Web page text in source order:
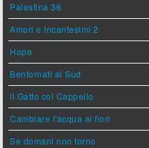
Palestina 36
Amori e Incantesimi 2
Hope
Bentornati al Sud
Il Gatto col Cappello
Cambiare l'acqua ai fiori
Se domani non torno